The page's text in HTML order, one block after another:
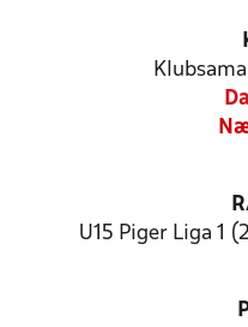
U15 Piger Liga 1